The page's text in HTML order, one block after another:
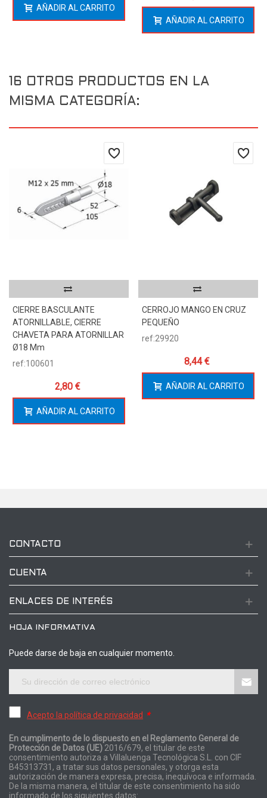
AÑADIR AL CARRITO
AÑADIR AL CARRITO
16 OTROS PRODUCTOS EN LA
MISMA CATEGORÍA:
CIERRE BASCULANTE
ATORNILLABLE, CIERRE
CHAVETA PARA ATORNILLAR
Ø18 Mm
ref:100601
2,80 €
AÑADIR AL CARRITO
CERROJO MANGO EN CRUZ
PEQUEÑO
ref:29920
8,44 €
AÑADIR AL CARRITO
CONTACTO
CUENTA
ENLACES DE INTERÉS
HOJA INFORMATIVA
Puede darse de baja en cualquier momento.
Acepto la política de privacidad *
En cumplimento de lo dispuesto en el Reglamento General de
Protección de Datos (UE) 2016/679, el titular de este
consentimiento autoriza a Villaluenga Tecnológica S.L. con CIF
B45313731, a tratar sus datos personales, y otorga esta
autorización de manera expresa, precisa, inequívoca e informada.
De la misma manera, el titular de este consentimiento ha sido
informado de los siguientes datos: